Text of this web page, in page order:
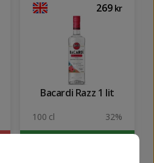
269 kr
Bacardi Razz 1 lit
100 cl 32%